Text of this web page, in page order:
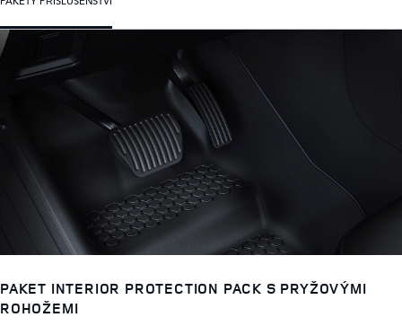
PAKET INTERIOR PROTECTION PACK S PRYŽOVÝMI
ROHOŽEMI